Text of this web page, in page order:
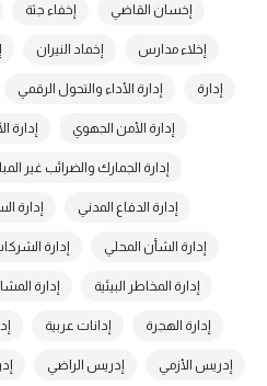
إخسان القاضي إخفاء جثة
إخلاء مدارس إخماد النيران
إدارة إدارة الأداء والتحول الرقمي
إدارة الأمن الجهوي إدارة
إدارة الجمارك والضرائب غير
إدارة الدفاع المدني إدارة
إدارة الشأن المحلي إدارة
إدارة المخاطر البيئية إدارة
إدارة الهجرة إدانات عربية
إدريس الأزمي إدريس الراضي